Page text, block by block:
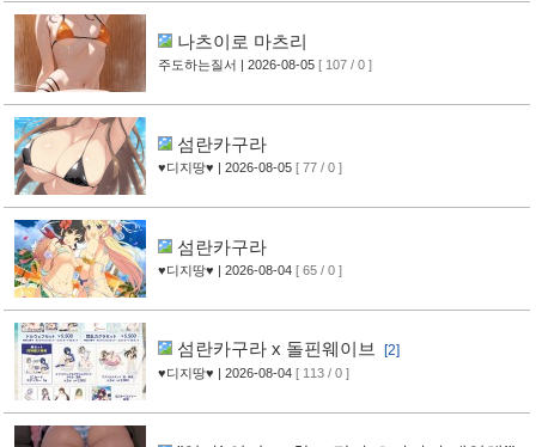
나츠이로 마츠리
주도하는질서 | 2026-08-05 [ 107 / 0 ]
섬란카구라
♥디지땅♥ | 2026-08-05 [ 77 / 0 ]
섬란카구라
♥디지땅♥ | 2026-08-04 [ 65 / 0 ]
섬란카구라 x 돌핀웨이브 [2]
♥디지땅♥ | 2026-08-04 [ 113 / 0 ]